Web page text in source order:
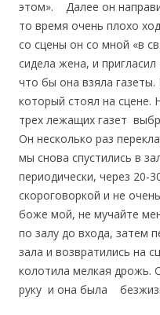
этом». Далее он
то время очень плохо
со сцены он со мной «в
сидела жена, и
что бы она взяла
который стоял на сцене.
трех лежащих газет
Он несколько раз
мы снова спустились в
периодически, через 20-
скороговоркой и не
боже мой, не мучайте
по залу до входа, затем
зала и возвратились на
колотила мелкая дрожь.
руку и она была